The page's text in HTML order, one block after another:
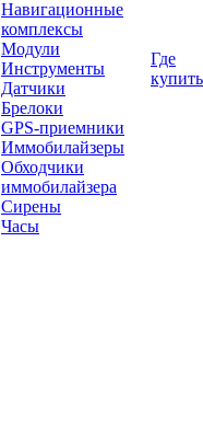
Навигационные
комплексы
Модули
Инструменты
Датчики
Брелоки
GPS-приемники
Иммобилайзеры
Обходчики
иммобилайзера
Сирены
Часы
Где
купить